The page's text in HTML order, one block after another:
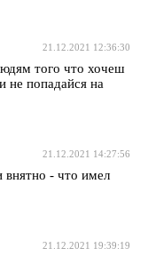
21.12.2021 12:36:30
того что хочеш
не попадайся на
21.12.2021 14:27:56
внятно - что имел
21.12.2021 19:39:19